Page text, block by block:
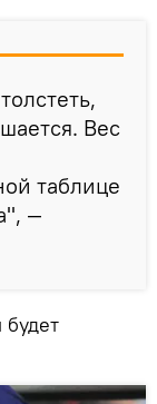
Вес
таблице
—